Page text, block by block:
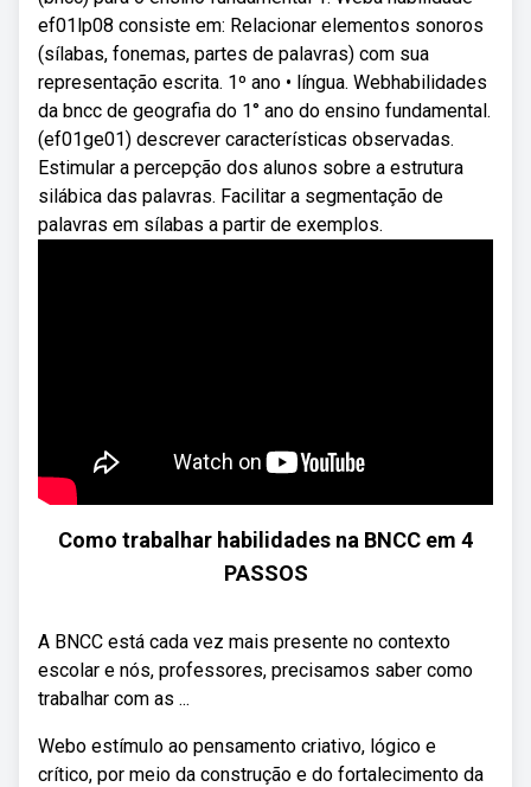
ef01lp08 consiste em: Relacionar elementos sonoros
(sílabas, fonemas, partes de palavras) com sua
representação escrita. 1º ano • língua. Webhabilidades
da bncc de geografia do 1° ano do ensino fundamental.
(ef01ge01) descrever características observadas.
Estimular a percepção dos alunos sobre a estrutura
silábica das palavras. Facilitar a segmentação de
palavras em sílabas a partir de exemplos.
Como trabalhar habilidades na BNCC em 4
PASSOS
A BNCC está cada vez mais presente no contexto
escolar e nós, professores, precisamos saber como
trabalhar com as ...
Webo estímulo ao pensamento criativo, lógico e
crítico, por meio da construção e do fortalecimento da